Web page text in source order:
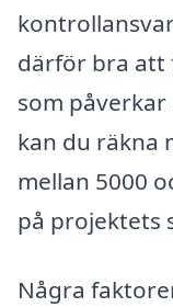
därför bra att
som
kan du räkna
mellan 5000
på projektets
Några